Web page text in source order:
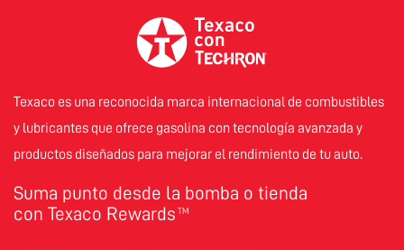
Texaco es una reconocida marca internacional de combustibles
y lubricantes que ofrece gasolina con tecnología avanzada y
productos diseñados para mejorar el rendimiento de tu auto.
Suma punto desde la bomba o tienda
con Texaco Rewards TM